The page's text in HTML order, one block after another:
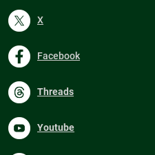
X
Facebook
Threads
Youtube